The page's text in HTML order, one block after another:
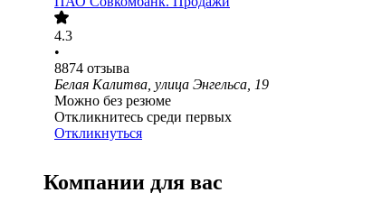
4.3
•
8874 отзыва
Белая Калитва, улица Энгельса, 19
Можно без резюме
Откликнитесь среди первых
Откликнуться
Компании для вас